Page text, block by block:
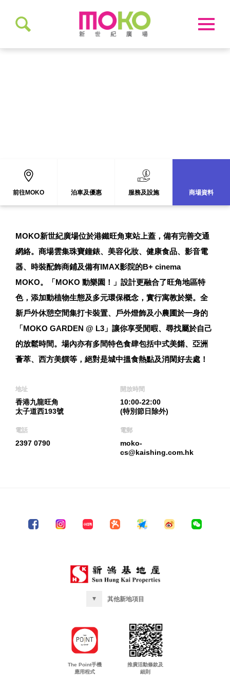
前往MOKO 泊車及優惠 服務及設施 商場資料
MOKO新世紀廣場位於港鐵旺角東站上蓋，備有完善交通
網絡。商場雲集珠寶鐘錶、美容化妝、健康食品、影音電
器、時裝配飾商鋪及備有IMAX影院的B+ cinema
MOKO。「MOKO 動樂園！」設計更融合了旺角地區特
色，添加動植物生態及多元環保概念，實行寓教於樂。全
新戶外休憩空間集打卡裝置、戶外燈飾及小農圃於一身的
「MOKO GARDEN @ L3」讓你享受閒暇、尋找屬於自己
的放鬆時間。場內亦有多間特色食肆包括中式美餚、亞洲
薈萃、西方美饌等，絕對是城中搵食熱點及消閑好去處！
地址
香港九龍旺角
太子道西193號
開放時間
10:00-22:00
(特別節日除外)
電話
2397 0790
電郵
moko-
cs@kaishing.com.hk
其他新地項目
The Point手機
應用程式
推廣活動條款及
細則